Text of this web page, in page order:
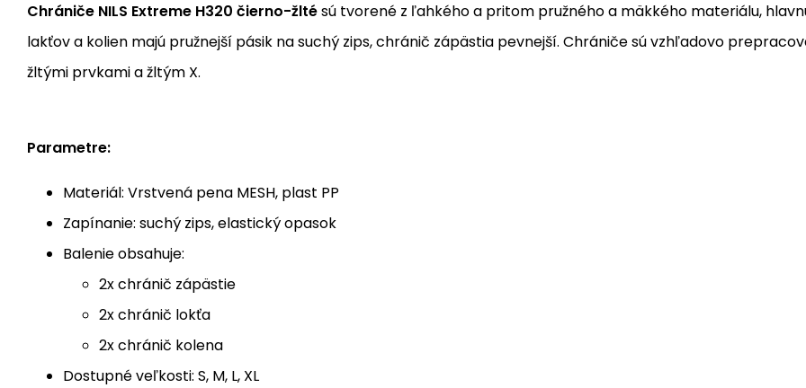
Chrániče NILS Extreme H320 čierno-žltésú tvorené z ľahkého a pritom pružného a mäkkého materiálu,
lakťov a kolien majú pružnejší pásik na suchý zips, chránič zápästia pevnejší. Chrániče sú vzhľadovo
žltými prvkami a žltým X.
Parametre:
Materiál: Vrstvená pena MESH, plast PP
Zapínanie: suchý zips, elastický opasok
Balenie obsahuje:
2x chránič zápästie
2x chránič lokťa
2x chránič kolena
Dostupné veľkosti: S, M, L, XL